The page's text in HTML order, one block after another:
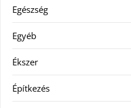
Egészség
Egyéb
Ékszer
Építkezés